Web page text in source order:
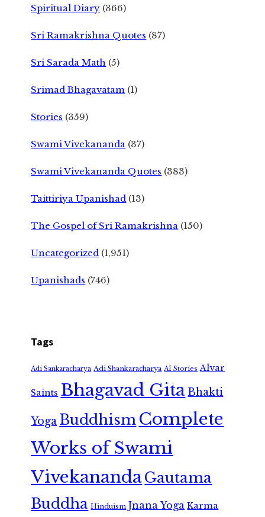
Spiritual Diary (366)
Sri Ramakrishna Quotes (87)
Sri Sarada Math (5)
Srimad Bhagavatam (1)
Stories (359)
Swami Vivekananda (37)
Swami Vivekananda Quotes (383)
Taittiriya Upanishad (13)
The Gospel of Sri Ramakrishna (150)
Uncategorized (1,951)
Upanishads (746)
Tags
Adi Sankaracharya Adi Shankaracharya AI Stories Alvar
Saints Bhagavad GitaBhakti
Yoga Buddhism Complete
Works of Swami
VivekanandaGautama
Buddha Hinduism Jnana Yoga Karma